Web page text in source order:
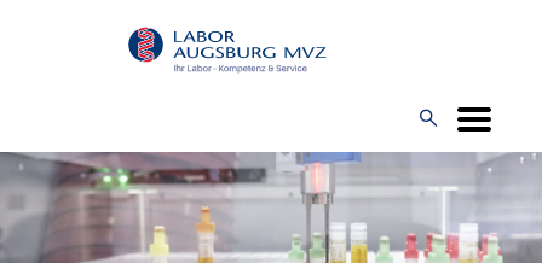
Direkt
zum
O
